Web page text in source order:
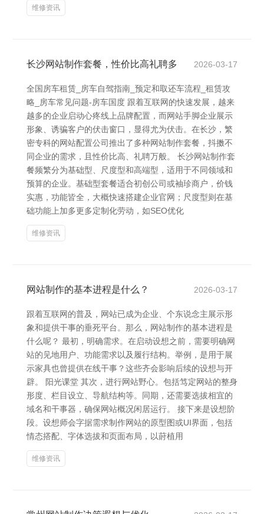
维修资讯
长沙网站制作套餐，性价比高礼聘多 2026-03-17
全国房车租赁_房车自驾指南_预定和取还车流程_租赁攻
略_房车常见问题-房车国度 跟着互联网的快速发展，越来
越多的企业启动心疼线上品牌配置，而网站手脚企业展示
形象、诱骗客户的伏击窗口，显得尤为伏击。在长沙，繁
密专科的网站配置公司推出了多种网站制作套餐，抖擞不
同企业的需求，且性价比高、礼聘万般。 长沙网站制作套
餐频繁分为基础型、尺度型和高端型，适用于不同领域和
预算的企业。基础型套餐适合初创公司或袖珍商户，价钱
实惠，功能皆全，大概快速搭建企业官网；尺度型则在基
础功能上加多更多定制化劳动，如SEO优化
维修资讯
网站制作的基本进程是什么？ 2026-03-17
跟着互联网的普及，网站已成为企业、个东说念主展示形
象和提供干事的垂死平台。那么，网站制作的基本进程是
什么呢？ 最初，明确需求。在启动设想之前，需要明确网
站的见地用户、功能需求以及履行结构。举例，是用于展
示家具也曾提供在线干事？这些齐会影响后续的设想与开
辟。 阳光课堂 其次，进行网站野心。包括笃定网站的整身
形度、栏目设立、导航结构等。同期，还需要选拔相宜的
域名和干事器，确保网站概况闲居运行。 接下来是设想阶
段。设想师会字据需求制作网站的原型图或UI界面，包括
情态搭配、字体选拔和页面布局，以莳植用
维修资讯